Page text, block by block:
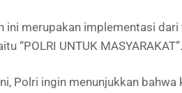
ini merupakan implementasi
“POLRI UNTUK MASYARAKAT”.
Polri ingin menunjukkan